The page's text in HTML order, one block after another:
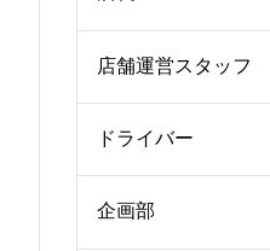
店舗運営スタッフ
ドライバー
企画部